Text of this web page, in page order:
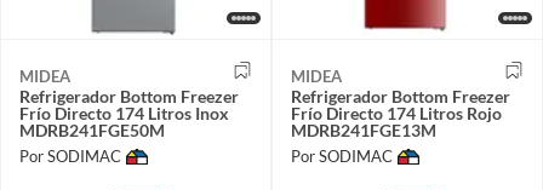
MIDEA
Refrigerador Bottom Freezer
Frío Directo 174 Litros Inox
MDRB241FGE50M
Por SODIMAC
MIDEA
Refrigerador Bottom Freezer
Frío Directo 174 Litros Rojo
MDRB241FGE13M
Por SODIMAC